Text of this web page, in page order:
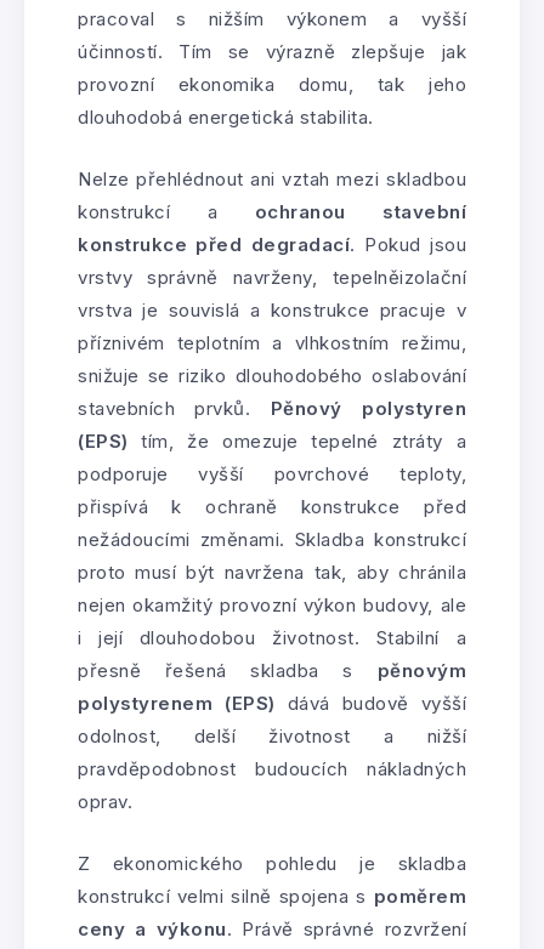
pracoval s nižším výkonem a vyšší
účinností. Tím se výrazně zlepšuje jak
provozní ekonomika domu, tak jeho
dlouhodobá energetická stabilita.
Nelze přehlédnout ani vztah mezi skladbou
konstrukcí a ochranou stavební
konstrukce před degradací. Pokud jsou
vrstvy správně navrženy, tepelněizolační
vrstva je souvislá a konstrukce pracuje v
příznivém teplotním a vlhkostním režimu,
snižuje se riziko dlouhodobého oslabování
stavebních prvků. Pěnový polystyren
(EPS) tím, že omezuje tepelné ztráty a
podporuje vyšší povrchové teploty,
přispívá k ochraně konstrukce před
nežádoucími změnami. Skladba konstrukcí
proto musí být navržena tak, aby chránila
nejen okamžitý provozní výkon budovy, ale
i její dlouhodobou životnost. Stabilní a
přesně řešená skladba s pěnovým
polystyrenem (EPS) dává budově vyšší
odolnost, delší životnost a nižší
pravděpodobnost budoucích nákladných
oprav.
Z ekonomického pohledu je skladba
konstrukcí velmi silně spojena s poměrem
ceny a výkonu. Právě správné rozvržení